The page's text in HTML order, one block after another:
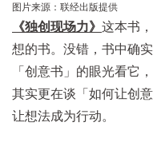
图片来源：联经出版提供
《独创现场力》 这本书
想的书。没错，书中确
「创意书」的眼光看
其实更在谈「如何让创
让想法成为行动。